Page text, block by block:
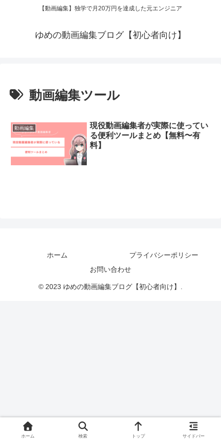
【動画編集】独学で月20万円を達成した元エンジニア
ゆめの動画編集ブログ【初心者向け】
動画編集ツール
動画編集
現役動画編集者が実際に使ってい
る便利ツールまとめ【無料〜有
料】
ホーム
プライバシーポリシー
お問い合わせ
© 2023 ゆめの動画編集ブログ【初心者向け】.
ホーム 検索 トップ サイドバー